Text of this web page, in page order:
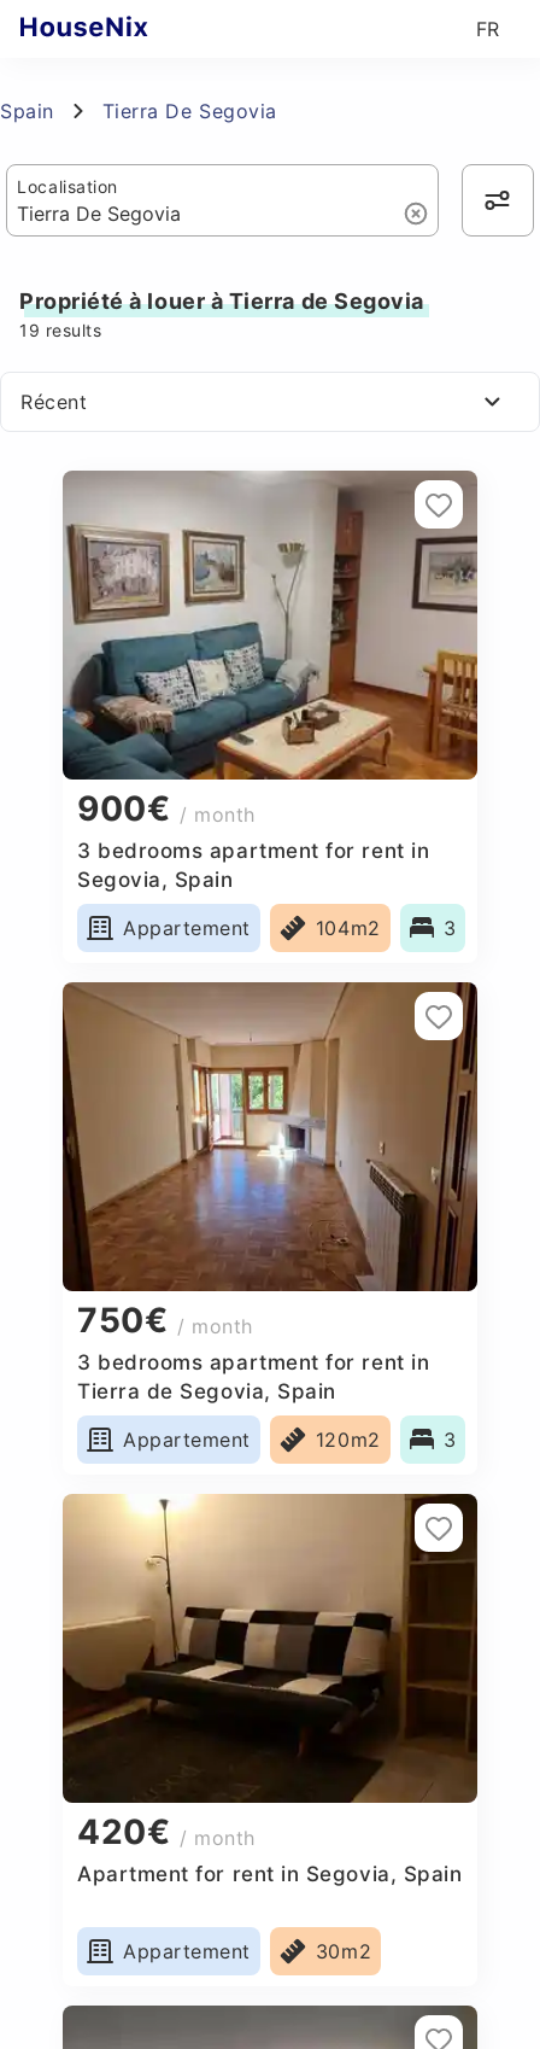
FR
Spain Tierra De Segovia
Localisation
Propriété à louer à Tierra de Segovia
19 results
Récent
900€ / month
3 bedrooms apartment for rent in
Segovia, Spain
Appartement
104m2 3
750€ / month
3 bedrooms apartment for rent in
Tierra de Segovia, Spain
Appartement
120m2 3
420€ / month
Apartment for rent in Segovia, Spain
Appartement 30m2